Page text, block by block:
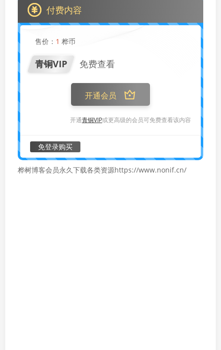
付费内容
售价： 1 桦币
青铜VIP 免费查看
开通会员
开通青铜VIP或更高级的会员可免费查看该内容
免登录购买
桦树博客会员永久下载各类资源https://www.nonif.cn/